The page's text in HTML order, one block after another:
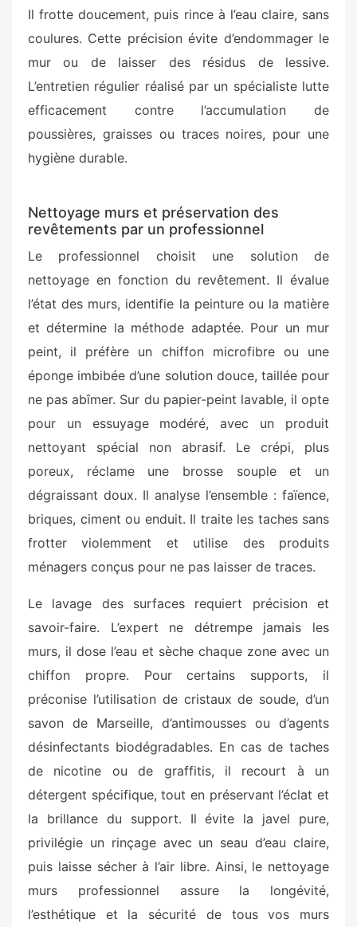
Il frotte doucement, puis rince à l’eau claire, sans
coulures. Cette précision évite d’endommager le
mur ou de laisser des résidus de lessive.
L’entretien régulier réalisé par un spécialiste lutte
efficacement contre l’accumulation de
poussières, graisses ou traces noires, pour une
hygiène durable.
Nettoyage murs et préservation des
revêtements par un professionnel
Le professionnel choisit une solution de
nettoyage en fonction du revêtement. Il évalue
l’état des murs, identifie la peinture ou la matière
et détermine la méthode adaptée. Pour un mur
peint, il préfère un chiffon microfibre ou une
éponge imbibée d’une solution douce, taillée pour
ne pas abîmer. Sur du papier-peint lavable, il opte
pour un essuyage modéré, avec un produit
nettoyant spécial non abrasif. Le crépi, plus
poreux, réclame une brosse souple et un
dégraissant doux. Il analyse l’ensemble : faïence,
briques, ciment ou enduit. Il traite les taches sans
frotter violemment et utilise des produits
ménagers conçus pour ne pas laisser de traces.
Le lavage des surfaces requiert précision et
savoir-faire. L’expert ne détrempe jamais les
murs, il dose l’eau et sèche chaque zone avec un
chiffon propre. Pour certains supports, il
préconise l’utilisation de cristaux de soude, d’un
savon de Marseille, d’antimousses ou d’agents
désinfectants biodégradables. En cas de taches
de nicotine ou de graffitis, il recourt à un
détergent spécifique, tout en préservant l’éclat et
la brillance du support. Il évite la javel pure,
privilégie un rinçage avec un seau d’eau claire,
puis laisse sécher à l’air libre. Ainsi, le nettoyage
murs professionnel assure la longévité,
l’esthétique et la sécurité de tous vos murs